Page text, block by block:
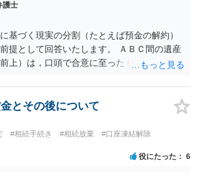
護士
基づく現実の分割（たとえば預金の解約）
提として回答いたします。 ＡＢＣ間の遺産
上）は，口頭で合意に至ったものであって
移転するためには，遺産分割協議書への署
す。 したがって，残念ながら，「ＡＢＣ間
立している」という前提に基づく主張は困
間の遺産分割協議は未了のまま，ＡとＢが
た」という前提に基づいて協議を進める必
Ｃの立場としては，ＡＢＣ間の遺産分割協
とその後について
#相続手続き #相続放棄
#口座凍結解除
役にたった 6